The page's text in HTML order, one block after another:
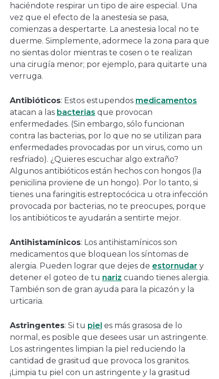
haciéndote respirar un tipo de aire especial. Una
vez que el efecto de la anestesia se pasa,
comienzas a despertarte. La anestesia local no te
duerme. Simplemente, adormece la zona para que
no sientas dolor mientras te cosen o te realizan
una cirugía menor; por ejemplo, para quitarte una
verruga.
Antibióticos: Estos estupendos medicamentos
atacan a las bacterias que provocan
enfermedades. (Sin embargo, sólo funcionan
contra las bacterias, por lo que no se utilizan para
enfermedades provocadas por un virus, como un
resfriado). ¿Quieres escuchar algo extraño?
Algunos antibióticos están hechos con hongos (la
penicilina proviene de un hongo). Por lo tanto, si
tienes una faringitis estreptocócica u otra infección
provocada por bacterias, no te preocupes, porque
los antibióticos te ayudarán a sentirte mejor.
Antihistamínicos: Los antihistamínicos son
medicamentos que bloquean los síntomas de
alergia. Pueden lograr que dejes de estornudar y
detener el goteo de tu nariz cuando tienes alergia.
También son de gran ayuda para la picazón y la
urticaria.
Astringentes: Si tu piel es más grasosa de lo
normal, es posible que desees usar un astringente.
Los astringentes limpian la piel reduciendo la
cantidad de grasitud que provoca los granitos.
¡Limpia tu piel con un astringente y la grasitud